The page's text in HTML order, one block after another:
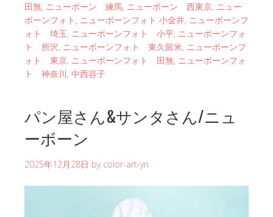
田無, ニューボーン 練馬, ニューボーン 西東京, ニュー
ボーンフォト , ニューボーンフォト 小金井, ニューボーンフ
ォト 埼玉, ニューボーンフォト 小平, ニューボーンフォ
ト 所沢, ニューボーンフォト 東久留米, ニューボーンフ
ォト 東京, ニューボーンフォト 田無, ニューボーンフォ
ト 神奈川, 中西容子
パン屋さん&サンタさん/ニュ
ーボーン
2025年12月28日 by color-art-yn